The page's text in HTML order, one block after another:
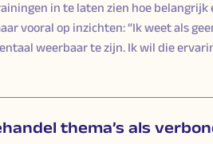
in te laten zien hoe
vooral op inzichten: “Ik weet als
weerbaar te zijn. Ik wil die
thema’s als